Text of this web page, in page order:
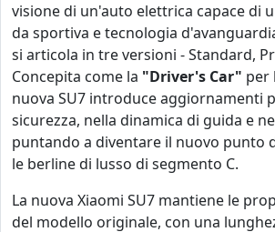
visione di un'auto elettrica capace di
da sportiva e tecnologia
si articola in tre versioni - Standard,
Concepita come la "Driver's Car" per
nuova SU7 introduce aggiornamenti
sicurezza, nella dinamica di guida e
puntando a diventare il nuovo punto
le berline di lusso di segmento C.
La nuova Xiaomi SU7 mantiene le
del modello originale, con una